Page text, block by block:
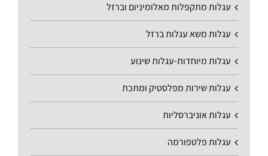
עגלות מתקפלות מאלומיניום וברזל
עגלות משא עגלות ברזל
עגלות מיוחדות-עגלות שינוע
עגלות שירות מפלסטיק ומתכת
עגלות אוניברסליות
עגלות פלטפורמה